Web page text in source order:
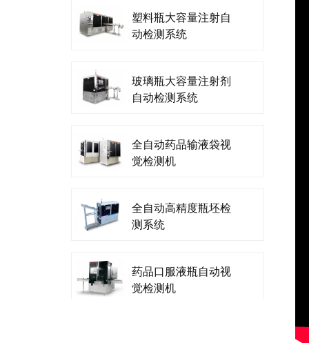
塑料瓶大容量注射自
动检测系统
玻璃瓶大容量注射剂
自动检测系统
全自动药品输液袋视
觉检测机
全自动高精度瓶坯检
测系统
药品口服液瓶自动视
觉检测机